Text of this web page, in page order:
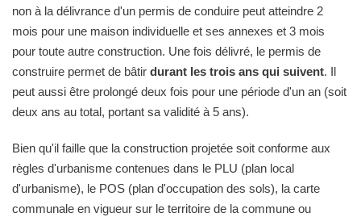
non à la délivrance d'un permis de conduire peut atteindre 2
mois pour une maison individuelle et ses annexes et 3 mois
pour toute autre construction. Une fois délivré, le permis de
construire permet de bâtir durant les trois ans qui suivent. Il
peut aussi être prolongé deux fois pour une période d'un an (soit
deux ans au total, portant sa validité à 5 ans).
Bien qu'il faille que la construction projetée soit conforme aux
règles d'urbanisme contenues dans le PLU (plan local
d'urbanisme), le POS (plan d'occupation des sols), la carte
communale en vigueur sur le territoire de la commune ou